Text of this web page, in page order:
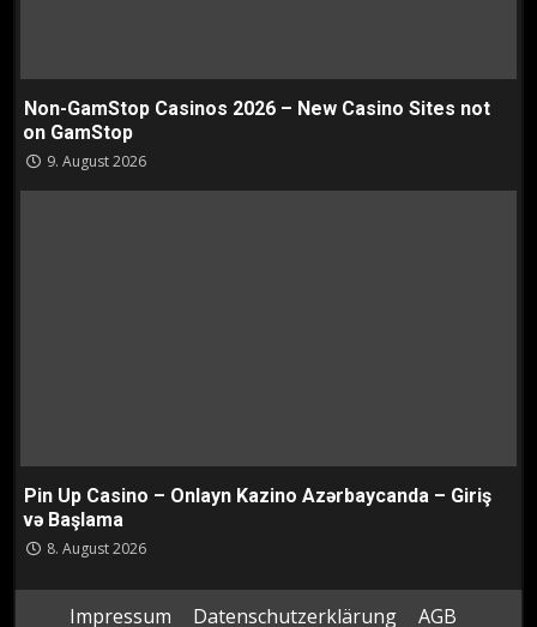
Non-GamStop Casinos 2026 – New Casino Sites not
on GamStop
9. August 2026
Pin Up Casino – Onlayn Kazino Azərbaycanda – Giriş
və Başlama
8. August 2026
Impressum Datenschutzerklärung AGB